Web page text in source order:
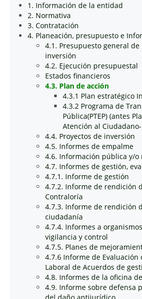
1. Información de la entidad
2. Normativa
3. Contratación
4. Planeación, presupuesto e
4.1. Presupuesto general de
inversión
4.2. Ejecución presupuestal
Estados financieros
4.3. Plan de acción
4.3.1 Plan estratégico
4.3.2 Programa de
Pública(PTEP) (antes
Atención al Ciudadano-
4.4. Proyectos de inversión
4.5. Informes de empalme
4.6. Información pública y/o
4.7. Informes de gestión,
4.7.1. Informe de gestión
4.7.2. Informe de rendición
Contraloría
4.7.3. Informe de rendición
ciudadanía
4.7.4. Informes a
vigilancia y control
4.7.5. Planes de
4.7.6 Informe de Evaluación
Laboral de Acuerdos de
4.8. Informes de la oficina
4.9. Informe sobre defensa